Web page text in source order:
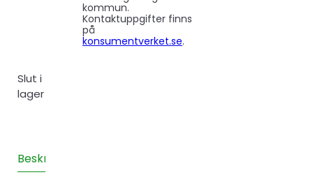
kommun.
Kontaktuppgifter finns
på
konsumentverket.se.
Slut i
lager
Beskrivning